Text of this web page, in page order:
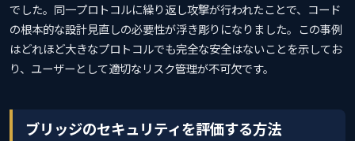
でした。同一プロトコルに繰り返し攻撃が行われたことで、コード
の根本的な設計見直しの必要性が浮き彫りになりました。この事例
はどれほど大きなプロトコルでも完全な安全はないことを示してお
り、ユーザーとして適切なリスク管理が不可欠です。
ブリッジのセキュリティを評価する方法